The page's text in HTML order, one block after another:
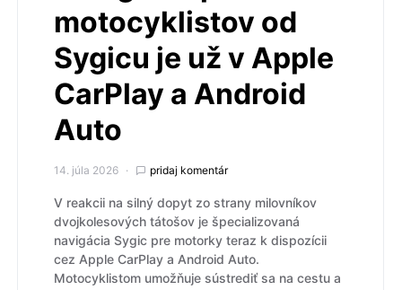
motocyklistov od
Sygicu je už v Apple
CarPlay a Android
Auto
14. júla 2026 pridaj komentár
V reakcii na silný dopyt zo strany milovníkov
dvojkolesových tátošov je špecializovaná
navigácia Sygic pre motorky teraz k dispozícii
cez Apple CarPlay a Android Auto.
Motocyklistom umožňuje sústrediť sa na cestu a